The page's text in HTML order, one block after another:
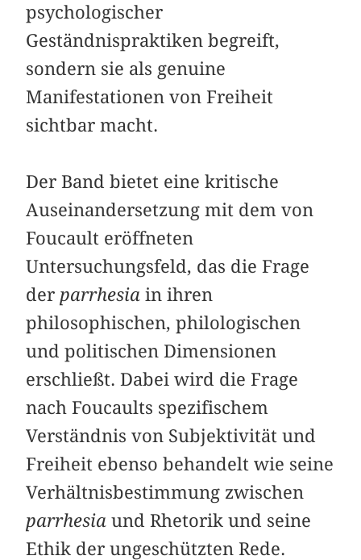
psychologischer
Geständnispraktiken begreift,
sondern sie als genuine
Manifestationen von Freiheit
sichtbar macht.
Der Band bietet eine kritische
Auseinandersetzung mit dem von
Foucault eröffneten
Untersuchungsfeld, das die Frage
der parrhesia in ihren
philosophischen, philologischen
und politischen Dimensionen
erschließt. Dabei wird die Frage
nach Foucaults spezifischem
Verständnis von Subjektivität und
Freiheit ebenso behandelt wie seine
Verhältnisbestimmung zwischen
parrhesia und Rhetorik und seine
Ethik der ungeschützten Rede.